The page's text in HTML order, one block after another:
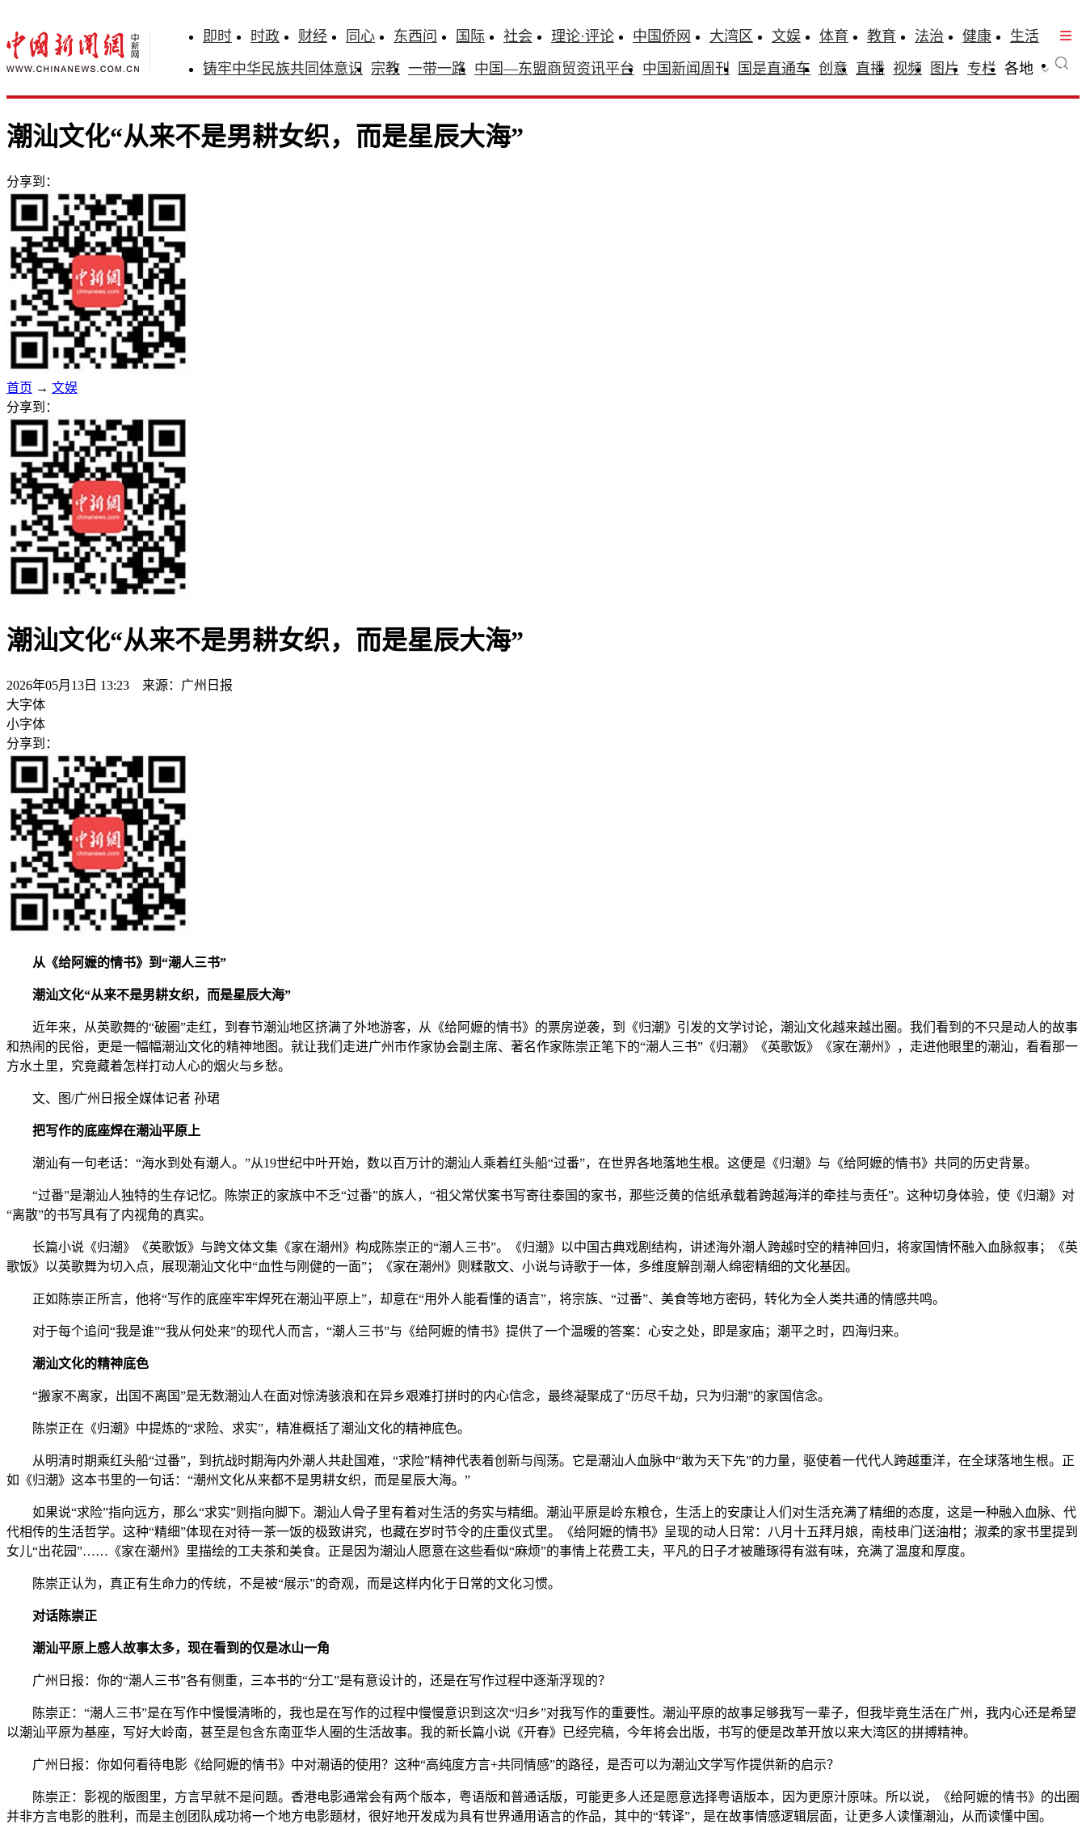
即时 时政 财经 同心 东西问 国际 社会 理论·评论 中国侨网 大湾区 文娱 体育 教育 法治 健康
生活
铸牢中华民族共同体意识 宗教 一带一路 中国—东盟商贸资讯平台 中国新闻周刊 国是直通车 创意 直播 视频 图片 专栏 各地
潮汕文化“从来不是男耕女织，而是星辰大海”
分享到：
首页 → 文娱
分享到：
潮汕文化“从来不是男耕女织，而是星辰大海”
2026年05月13日 13:23 来源：广州日报
大字体
小字体
分享到：
从《给阿嬷的情书》到“潮人三书”
潮汕文化“从来不是男耕女织，而是星辰大海”
近年来，从英歌舞的“破圈”走红，到春节潮汕地区挤满了外地游客，从《给阿嬷的情书》的票房逆袭，到《归潮》引发的文学讨论，潮汕文化越来越出圈。我们看到的不只是动人的故事
和热闹的民俗，更是一幅幅潮汕文化的精神地图。就让我们走进广州市作家协会副主席、著名作家陈崇正笔下的“潮人三书”《归潮》《英歌饭》《家在潮州》，走进他眼里的潮汕，看看那一
方水土里，究竟藏着怎样打动人心的烟火与乡愁。
文、图/广州日报全媒体记者 孙珺
把写作的底座焊在潮汕平原上
潮汕有一句老话：“海水到处有潮人。”从19世纪中叶开始，数以百万计的潮汕人乘着红头船“过番”，在世界各地落地生根。这便是《归潮》与《给阿嬷的情书》共同的历史背景。
“过番”是潮汕人独特的生存记忆。陈崇正的家族中不乏“过番”的族人，“祖父常伏案书写寄往泰国的家书，那些泛黄的信纸承载着跨越海洋的牵挂与责任”。这种切身体验，使《归潮》对
“离散”的书写具有了内视角的真实。
长篇小说《归潮》《英歌饭》与跨文体文集《家在潮州》构成陈崇正的“潮人三书”。《归潮》以中国古典戏剧结构，讲述海外潮人跨越时空的精神回归，将家国情怀融入血脉叙事；《英
歌饭》以英歌舞为切入点，展现潮汕文化中“血性与刚健的一面”；《家在潮州》则糅散文、小说与诗歌于一体，多维度解剖潮人绵密精细的文化基因。
正如陈崇正所言，他将“写作的底座牢牢焊死在潮汕平原上”，却意在“用外人能看懂的语言”，将宗族、“过番”、美食等地方密码，转化为全人类共通的情感共鸣。
对于每个追问“我是谁”“我从何处来”的现代人而言，“潮人三书”与《给阿嬷的情书》提供了一个温暖的答案：心安之处，即是家庙；潮平之时，四海归来。
潮汕文化的精神底色
“搬家不离家，出国不离国”是无数潮汕人在面对惊涛骇浪和在异乡艰难打拼时的内心信念，最终凝聚成了“历尽千劫，只为归潮”的家国信念。
陈崇正在《归潮》中提炼的“求险、求实”，精准概括了潮汕文化的精神底色。
从明清时期乘红头船“过番”，到抗战时期海内外潮人共赴国难，“求险”精神代表着创新与闯荡。它是潮汕人血脉中“敢为天下先”的力量，驱使着一代代人跨越重洋，在全球落地生根。正
如《归潮》这本书里的一句话：“潮州文化从来都不是男耕女织，而是星辰大海。”
如果说“求险”指向远方，那么“求实”则指向脚下。潮汕人骨子里有着对生活的务实与精细。潮汕平原是岭东粮仓，生活上的安康让人们对生活充满了精细的态度，这是一种融入血脉、代
代相传的生活哲学。这种“精细”体现在对待一茶一饭的极致讲究，也藏在岁时节令的庄重仪式里。《给阿嬷的情书》呈现的动人日常：八月十五拜月娘，南枝串门送油柑；淑柔的家书里提到
女儿“出花园”……《家在潮州》里描绘的工夫茶和美食。正是因为潮汕人愿意在这些看似“麻烦”的事情上花费工夫，平凡的日子才被雕琢得有滋有味，充满了温度和厚度。
陈崇正认为，真正有生命力的传统，不是被“展示”的奇观，而是这样内化于日常的文化习惯。
对话陈崇正
潮汕平原上感人故事太多，现在看到的仅是冰山一角
广州日报：你的“潮人三书”各有侧重，三本书的“分工”是有意设计的，还是在写作过程中逐渐浮现的？
陈崇正：“潮人三书”是在写作中慢慢清晰的，我也是在写作的过程中慢慢意识到这次“归乡”对我写作的重要性。潮汕平原的故事足够我写一辈子，但我毕竟生活在广州，我内心还是希望
以潮汕平原为基座，写好大岭南，甚至是包含东南亚华人圈的生活故事。我的新长篇小说《开春》已经完稿，今年将会出版，书写的便是改革开放以来大湾区的拼搏精神。
广州日报：你如何看待电影《给阿嬷的情书》中对潮语的使用？这种“高纯度方言+共同情感”的路径，是否可以为潮汕文学写作提供新的启示？
陈崇正：影视的版图里，方言早就不是问题。香港电影通常会有两个版本，粤语版和普通话版，可能更多人还是愿意选择粤语版本，因为更原汁原味。所以说，《给阿嬷的情书》的出圈
并非方言电影的胜利，而是主创团队成功将一个地方电影题材，很好地开发成为具有世界通用语言的作品，其中的“转译”，是在故事情感逻辑层面，让更多人读懂潮汕，从而读懂中国。